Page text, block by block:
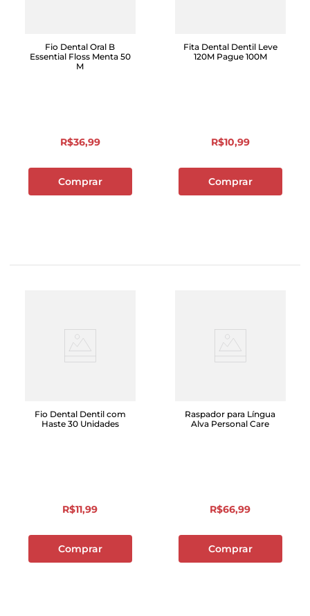
Fio Dental Oral B
Essential Floss Menta 50
M
R$36,99
Comprar
Fita Dental Dentil Leve
120M Pague 100M
R$10,99
Comprar
Fio Dental Dentil com
Haste 30 Unidades
R$11,99
Comprar
Raspador para Língua
Alva Personal Care
R$66,99
Comprar